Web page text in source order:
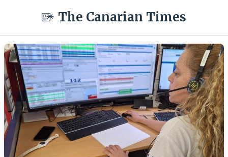
The Canarian Times